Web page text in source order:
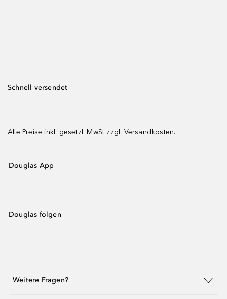
Schnell versendet
Alle Preise inkl. gesetzl. MwSt zzgl. Versandkosten.
Douglas App
Douglas folgen
Weitere Fragen?